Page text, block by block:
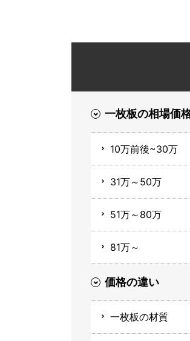
一枚板の相場価
10万前後~30万
31万～50万
51万～80万
81万～
価格の違い
一枚板の材質